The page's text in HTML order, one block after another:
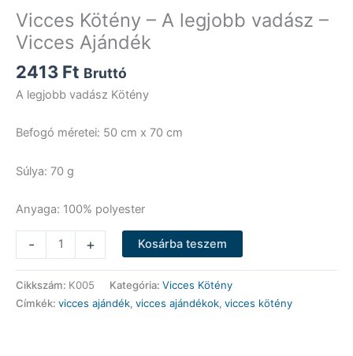
Vicces Kötény – A legjobb vadász –
Vicces Ajándék
2413 Ft Bruttó
A legjobb vadász Kötény
Befogó méretei: 50 cm x 70 cm
Súlya: 70 g
Anyaga: 100% polyester
-
Kötény
-
A
legjobb
+ Kosárba teszem
Cikkszám: K005 Kategória: Vicces Kötény
Címkék: vicces ajándék, vicces ajándékok, vicces kötény